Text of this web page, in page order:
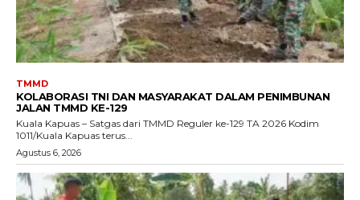
TMMD
KOLABORASI TNI DAN MASYARAKAT DALAM PENIMBUNAN
JALAN TMMD KE-129
Kuala Kapuas – Satgas dari TMMD Reguler ke-129 TA 2026 Kodim
1011/Kuala Kapuas terus...
Agustus 6, 2026